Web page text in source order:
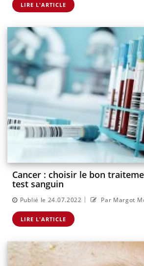
LIRE L'ARTICLE
Cancer : choisir le bon
test sanguin
Publié le 24.07.2022 | Par Margot
LIRE L'ARTICLE